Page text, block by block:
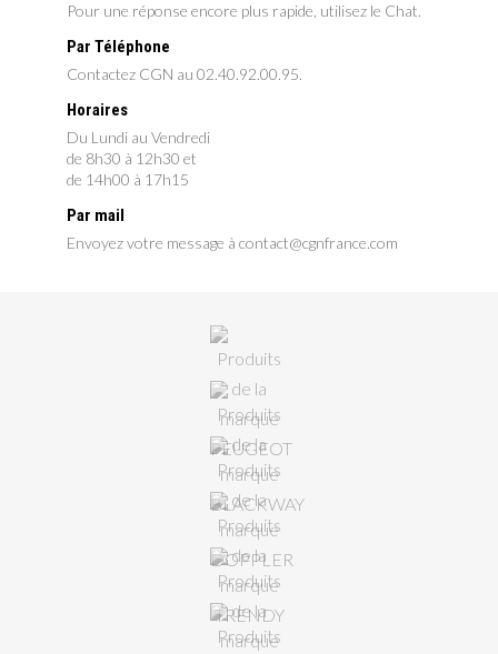
Pour une réponse encore plus rapide, utilisez le Chat.
Par Téléphone
Contactez CGN au 02.40.92.00.95.
Horaires
Du Lundi au Vendredi
de 8h30 à 12h30 et
de 14h00 à 17h15
Par mail
Envoyez votre message à contact@cgnfrance.com